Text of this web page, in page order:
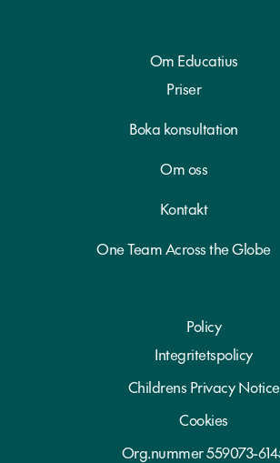
Om Educatius
Priser
Boka konsultation
Om oss
Kontakt
One Team Across the Globe
Policy
Integritetspolicy
Childrens Privacy Notice
Cookies
Org.nummer 559073-